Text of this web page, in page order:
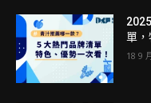
單，
18 9